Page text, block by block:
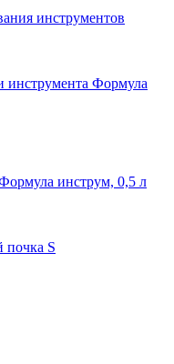
инструментов
инструм, 0,5 л